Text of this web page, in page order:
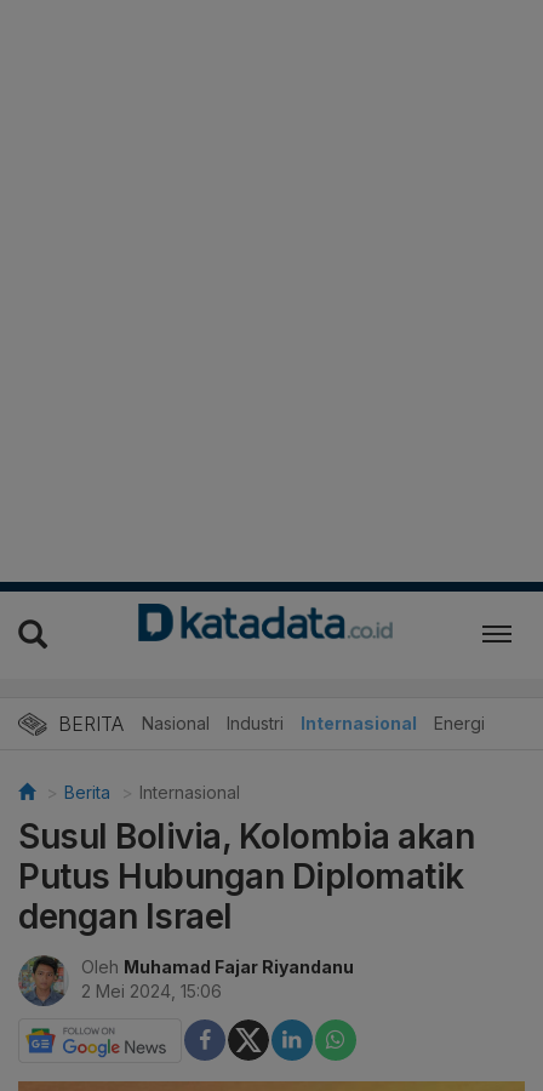
BERITA Nasional Industri Internasional Energi
Berita Internasional
Susul Bolivia, Kolombia akan
Putus Hubungan Diplomatik
dengan Israel
Oleh Muhamad Fajar Riyandanu
2 Mei 2024, 15:06